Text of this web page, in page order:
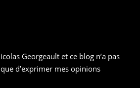
Georgeault et ce blog n’a pas
d’exprimer mes opinions